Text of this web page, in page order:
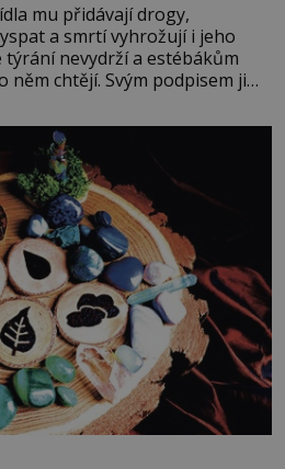
mu přidávají drogy,
a smrtí vyhrožují i jeho
nevydrží a estébákům
něm chtějí. Svým podpisem jim
Syn brněnského řezníka